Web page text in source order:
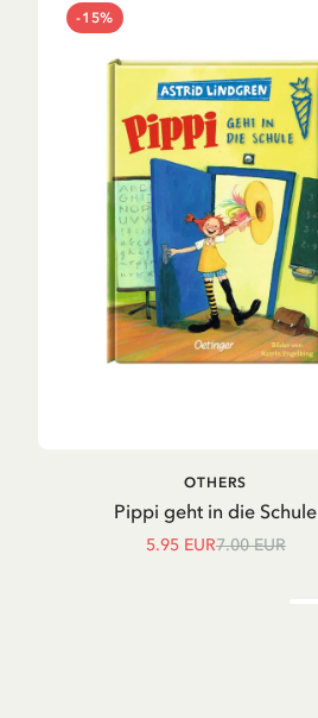
-15%
IN DEN WARENKORB
Pippi geht in die Schule
OTHERS
5.95 EUR7.00 EUR